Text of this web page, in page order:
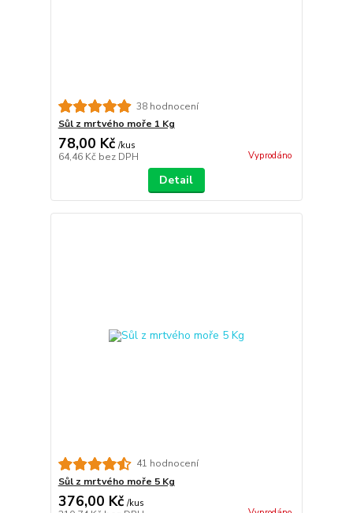
38 hodnocení
Sůl z mrtvého moře 1 Kg
78,00 Kč /kus
64,46 Kč bez DPH Vyprodáno
Detail
41 hodnocení
Sůl z mrtvého moře 5 Kg
376,00 Kč /kus